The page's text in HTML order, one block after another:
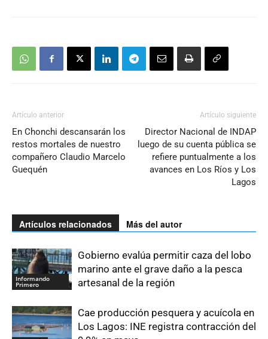
Artículo anterior
En Chonchi descansarán los
restos mortales de nuestro
compañero Claudio Marcelo
Guequén
Artículo siguiente
Director Nacional de INDAP
luego de su cuenta pública se
refiere puntualmente a los
avances en Los Ríos y Los
Lagos
Artículos relacionados Más del autor
Informando
Primero
Gobierno evalúa permitir caza del lobo
marino ante el grave daño a la pesca
artesanal de la región
Cae producción pesquera y acuícola en
Los Lagos: INE registra contracción del